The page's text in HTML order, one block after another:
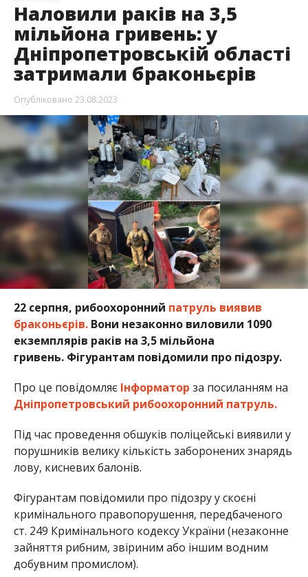
Наловили раків на 3,5
мільйона гривень: у
Дніпропетровській області
затримали браконьєрів
Опубліковано 23.08.2023
22 серпня, рибоохоронний патруль виявив
браконьєрів.Вони незаконно виловили 1090
екземплярів раків на 3,5 мільйона
гривень. Фігурантам повідомили про підозру.
Про це повідомляє Інформатор за посиланням на
Дніпропетровський рибоохоронний патруль.
Під час проведення обшуків поліцейські виявили у
порушників велику кількість заборонених знарядь
лову, кисневих балонів.
Фігурантам повідомили про підозру у скоєні
кримінального правопорушення, передбаченого
ст. 249 Кримінального кодексу України (незаконне
зайняття рибним, звіриним або іншим водним
добувним промислом).